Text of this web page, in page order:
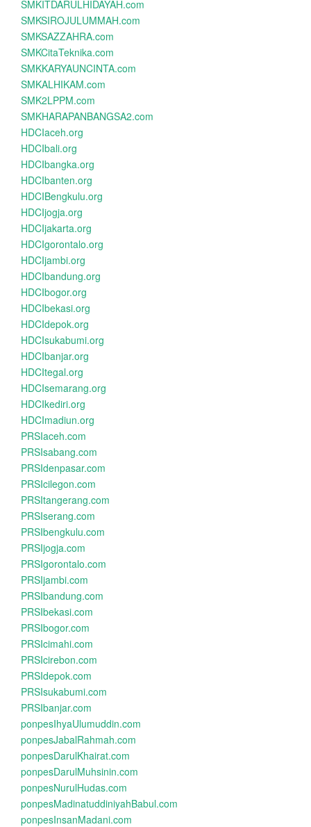
SMKITDARULHIDAYAH.com
SMKSIROJULUMMAH.com
SMKSAZZAHRA.com
SMKCitaTeknika.com
SMKKARYAUNCINTA.com
SMKALHIKAM.com
SMK2LPPM.com
SMKHARAPANBANGSA2.com
HDCIaceh.org
HDCIbali.org
HDCIbangka.org
HDCIbanten.org
HDCIBengkulu.org
HDCIjogja.org
HDCIjakarta.org
HDCIgorontalo.org
HDCIjambi.org
HDCIbandung.org
HDCIbogor.org
HDCIbekasi.org
HDCIdepok.org
HDCIsukabumi.org
HDCIbanjar.org
HDCItegal.org
HDCIsemarang.org
HDCIkediri.org
HDCImadiun.org
PRSIaceh.com
PRSIsabang.com
PRSIdenpasar.com
PRSIcilegon.com
PRSItangerang.com
PRSIserang.com
PRSIbengkulu.com
PRSIjogja.com
PRSIgorontalo.com
PRSIjambi.com
PRSIbandung.com
PRSIbekasi.com
PRSIbogor.com
PRSIcimahi.com
PRSIcirebon.com
PRSIdepok.com
PRSIsukabumi.com
PRSIbanjar.com
ponpesIhyaUlumuddin.com
ponpesJabalRahmah.com
ponpesDarulKhairat.com
ponpesDarulMuhsinin.com
ponpesNurulHudas.com
ponpesMadinatuddiniyahBabul.com
ponpesInsanMadani.com